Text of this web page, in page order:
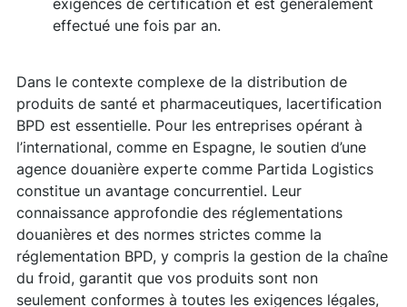
exigences de certification et est généralement
effectué une fois par an.
Dans le contexte complexe de la distribution de
produits de santé et pharmaceutiques, lacertification
BPD est essentielle. Pour les entreprises opérant à
l’international, comme en Espagne, le soutien d’une
agence douanière experte comme Partida Logistics
constitue un avantage concurrentiel. Leur
connaissance approfondie des réglementations
douanières et des normes strictes comme la
réglementation BPD, y compris la gestion de la chaîne
du froid, garantit que vos produits sont non
seulement conformes à toutes les exigences légales,